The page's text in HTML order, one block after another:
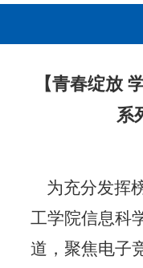
【青春绽放
系
为充分发挥
工学院信息科
道，聚焦电子